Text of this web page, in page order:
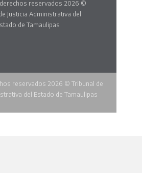
reservados 2026 ©
Justicia Administrativa del
de Tamaulipas
reservados 2026 © Tribunal de
del Estado de Tamaulipas